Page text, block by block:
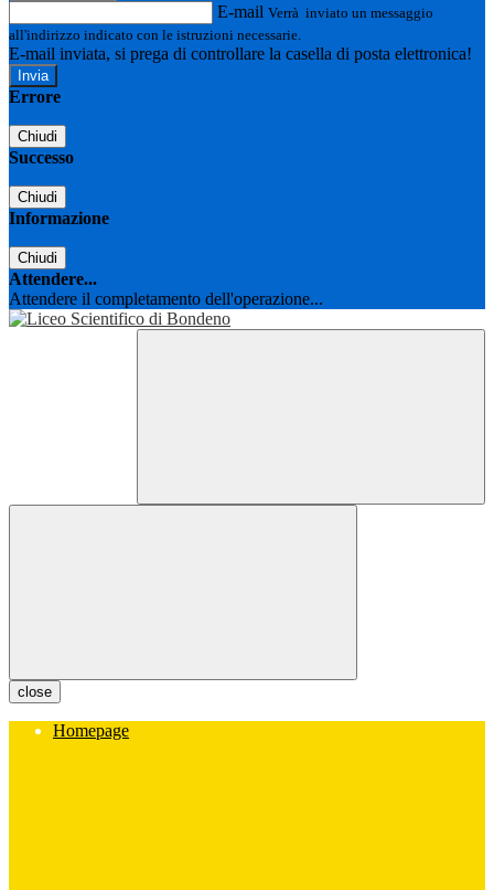
E-mail Verrà inviato un messaggio
all'indirizzo indicato con le istruzioni necessarie.
E-mail inviata, si prega di controllare la casella di posta elettronica!
Errore
Chiudi
Successo
Chiudi
Informazione
Chiudi
Attendere...
Attendere il completamento dell'operazione...
close
Homepage